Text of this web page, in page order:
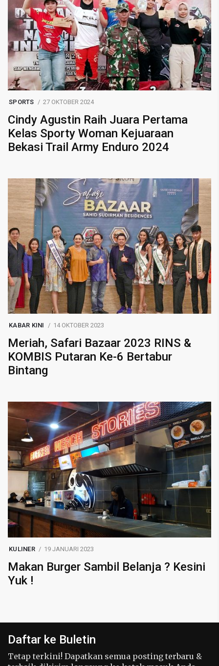
SPORTS 27 OKTOBER 2024
Cindy Agustin Raih Juara Pertama
Kelas Sporty Woman Kejuaraan
Bekasi Trail Army Enduro 2024
KABAR KINI 14 OKTOBER 2023
Meriah, Safari Bazaar 2023 RINS &
KOMBIS Putaran Ke-6 Bertabur
Bintang
KULINER 19 JANUARI 2023
Makan Burger Sambil Belanja ? Kesini
Yuk !
Daftar ke Buletin
Tetap terkini! Dapatkan semua posting terbaru &